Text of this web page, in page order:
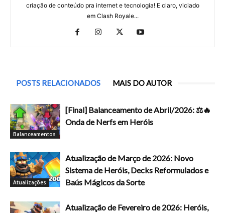
criação de conteúdo pra internet e tecnologia! E claro, viciado
em Clash Royale...
POSTS RELACIONADOS MAIS DO AUTOR
Balanceamentos
[Final] Balanceamento de Abril/2026: ⚖️🔥
Onda de Nerfs em Heróis
Atualizações
Atualização de Março de 2026: Novo
Sistema de Heróis, Decks Reformulados e
Baús Mágicos da Sorte
Atualização de Fevereiro de 2026: Heróis,